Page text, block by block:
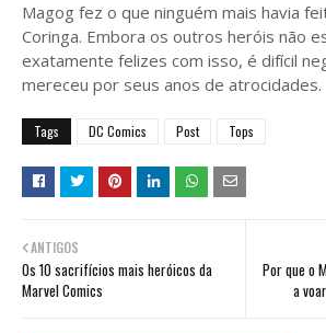
Magog fez o que ninguém mais havia
Coringa. Embora os outros heróis não
exatamente felizes com isso, é difícil
mereceu por seus anos de atrocidades.
Tags DC Comics Post Tops
Por que o
a
ANTIGOS
Os 10 sacrifícios mais heróicos da
Marvel Comics